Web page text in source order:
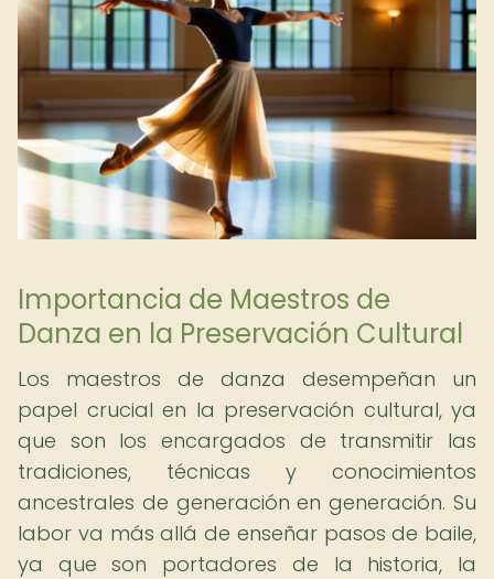
Importancia de Maestros de
Danza en la Preservación Cultural
Los maestros de danza desempeñan un
papel crucial en la preservación cultural, ya
que son los encargados de transmitir las
tradiciones, técnicas y conocimientos
ancestrales de generación en generación. Su
labor va más allá de enseñar pasos de baile,
ya que son portadores de la historia, la